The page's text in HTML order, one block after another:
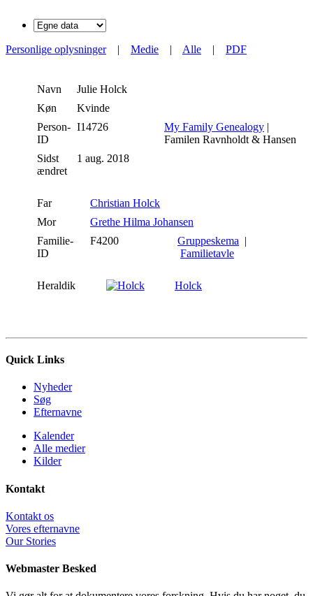
Personlige oplysninger| Medie | Alle | PDF
Navn Julie Holck
Køn
Kvinde
Person-
ID
I14726 My Family Genealogy |
Familen Ravnholdt & Hansen
Sidst
ændret
1 aug. 2018
Far
Christian Holck
Mor
Grethe Hilma Johansen
Familie-
ID
F4200 Gruppeskema |
Familietavle
Heraldik Holck
Quick Links
Nyheder
Søg
Efternavne
Kalender
Alle medier
Kilder
Kontakt
Kontakt os
Vores efternavne
Our Stories
Webmaster Besked